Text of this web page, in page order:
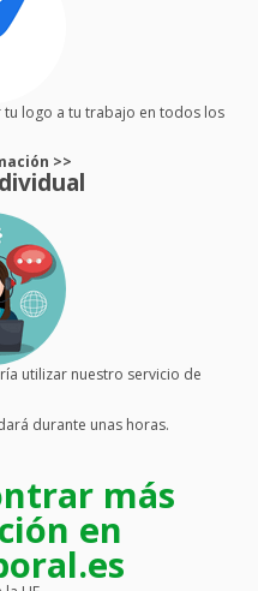
logo a tu trabajo en todos los
>>
utilizar nuestro servicio de
durante unas horas.
más
en